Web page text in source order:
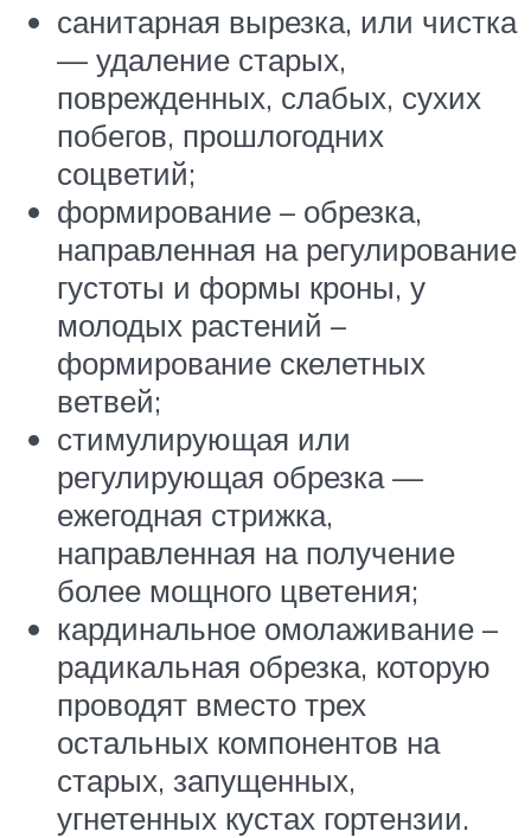
санитарная вырезка, или чистка
— удаление старых,
поврежденных, слабых, сухих
побегов, прошлогодних
соцветий;
формирование – обрезка,
направленная на регулирование
густоты и формы кроны, у
молодых растений –
формирование скелетных
ветвей;
стимулирующая или
регулирующая обрезка —
ежегодная стрижка,
направленная на получение
более мощного цветения;
кардинальное омолаживание –
радикальная обрезка, которую
проводят вместо трех
остальных компонентов на
старых, запущенных,
угнетенных кустах гортензии.